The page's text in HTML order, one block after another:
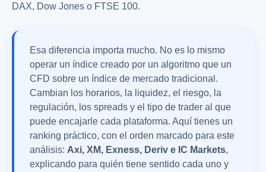
DAX, Dow Jones o FTSE 100.
Esa diferencia importa mucho. No es lo mismo
operar un índice creado por un algoritmo que un
CFD sobre un índice de mercado tradicional.
Cambian los horarios, la liquidez, el riesgo, la
regulación, los spreads y el tipo de trader al que
puede encajarle cada plataforma. Aquí tienes un
ranking práctico, con el orden marcado para este
análisis: Axi, XM, Exness, Deriv e IC Markets,
explicando para quién tiene sentido cada uno y